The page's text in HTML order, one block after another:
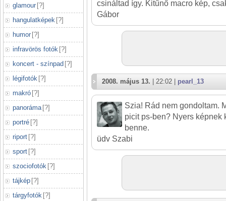
glamour [?]
hangulatképek [?]
humor [?]
infravörös fotók [?]
koncert - színpad [?]
légifotók [?]
makró [?]
panoráma [?]
portré [?]
riport [?]
sport [?]
szociofotók [?]
tájkép [?]
tárgyfotók [?]
csináltad így. Kitűnő macro kép,
Gábor
2008. május 13. | 22:02 | pearl_13
Szia! Rád nem gondoltam.
picit ps-ben? Nyers képnek
benne.
üdv Szabi